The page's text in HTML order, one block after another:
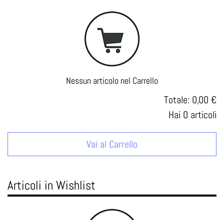
Nessun articolo nel Carrello
Hai 0 articoli
Totale: 0,00 €
Vai al Carrello
Articoli in Wishlist